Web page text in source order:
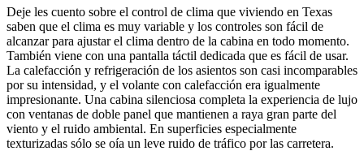
Deje les cuento sobre el control de clima que viviendo en Texas
saben que el clima es muy variable y los controles son fácil de
alcanzar para ajustar el clima dentro de la cabina en todo momento.
También viene con una pantalla táctil dedicada que es fácil de usar.
La calefacción y refrigeración de los asientos son casi incomparables
por su intensidad, y el volante con calefacción era igualmente
impresionante. Una cabina silenciosa completa la experiencia de lujo
con ventanas de doble panel que mantienen a raya gran parte del
viento y el ruido ambiental. En superficies especialmente
texturizadas sólo se oía un leve ruido de tráfico por las carretera.